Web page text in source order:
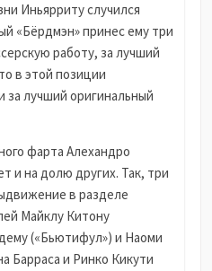
Иньярриту случился
«Бёрдмэн» принес ему три
работу, за лучший
в этой позиции
лучший оригинальный
фарта Алехандро
и на долю других. Так, три
в разделе
Майклу Китону
(«Бьютифул») и Наоми
Барраса и Ринко Кикути